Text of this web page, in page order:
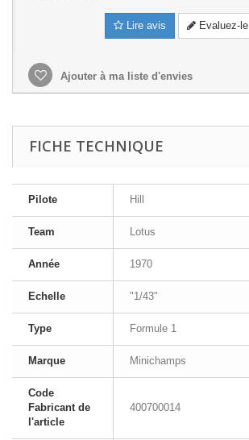
Lire avis Evaluez-le
Ajouter à ma liste d'envies
FICHE TECHNIQUE
Pilote Hill
Team Lotus
Année 1970
Echelle "1/43"
Type Formule 1
Marque Minichamps
Code
Fabricant de
l'article
400700014